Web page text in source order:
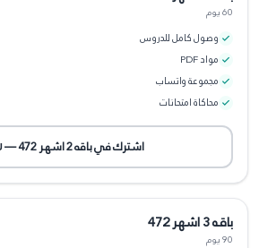
60 يوم
وصول كامل للدروس
مواد PDF
مجموعة واتساب
محاكاة امتحانات
اشترك فيباقه 2 اشهر 472 —
باقه 3 اشهر 472
90 يوم